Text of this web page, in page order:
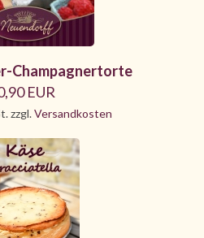
Champagnertorte
EUR
zzgl.Versandkosten